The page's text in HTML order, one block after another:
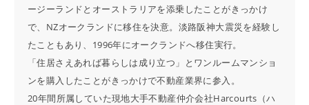
ージーランドとオーストラリアを添乗したことがきっかけ
で、NZオークランドに移住を決意。淡路阪神大震災を経験し
たこともあり、1996年にオークランドへ移住実行。
「住居さえあれば暮らしは成り立つ」とワンルームマンショ
ンを購入したことがきっかけで不動産業界に参入。
20年間所属していた現地大手不動産仲介会社Harcourts（ハ